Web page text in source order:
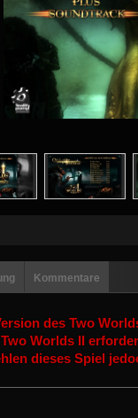
Kommentare
des Two
Worlds II
dieses Spiel